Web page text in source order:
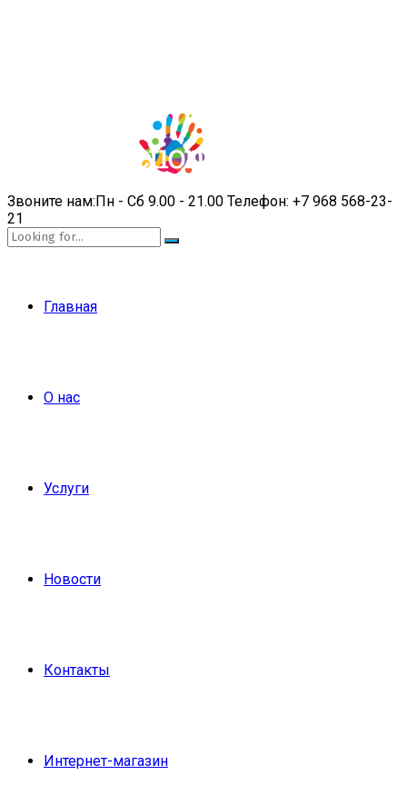
Звоните нам:Пн - Сб 9.00 - 21.00 Телефон: +7 968 568-23-
21
Главная
О нас
Услуги
Новости
Контакты
Интернет-магазин